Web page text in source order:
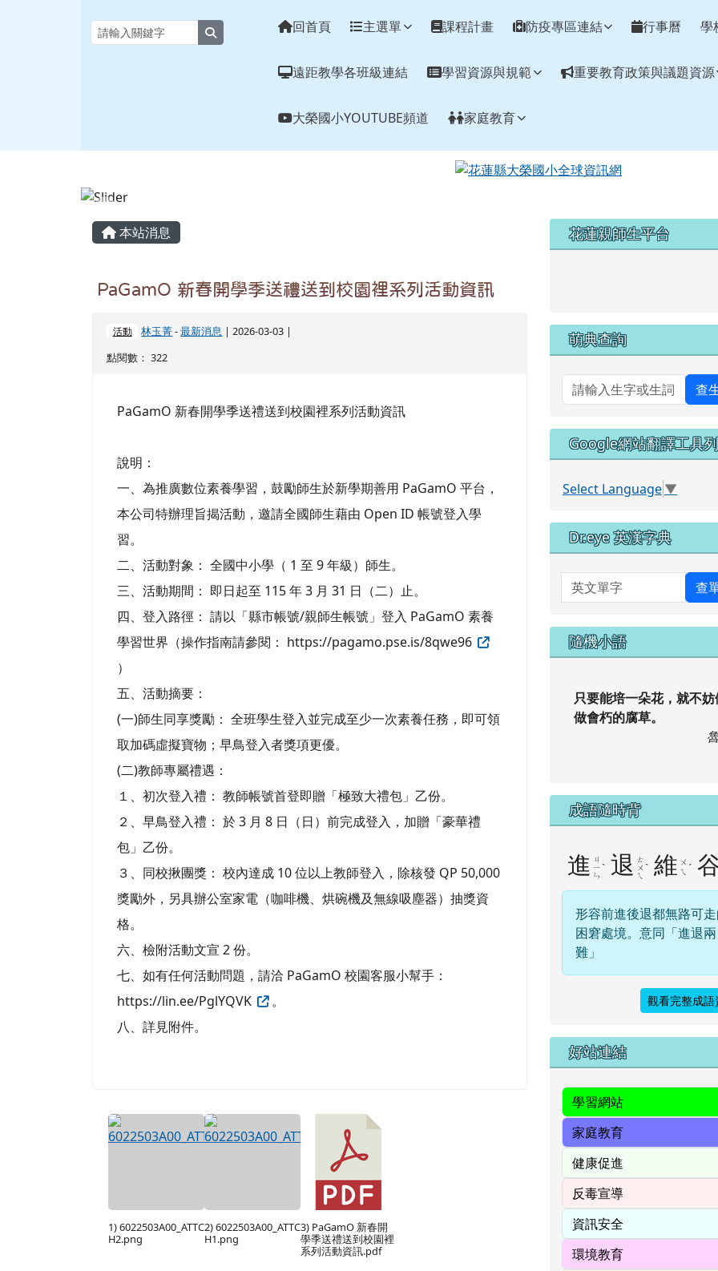
花蓮縣大榮國小全球資訊網
回首頁 主選單 課程計畫 防疫專區連結 行事曆 學
遠距教學各班級連結 學習資源與規範 重要教育政策與議題資源
大榮國小YOUTUBE頻道 家庭教育
主內容區域
本站消息
PaGamO 新春開學季送禮送到校園裡系列活動資訊
活動 林玉菁-最新消息 | 2026-03-03 |
點閱數： 322
PaGamO 新春開學季送禮送到校園裡系列活動資訊
說明：
一、為推廣數位素養學習，鼓勵師生於新學期善用 PaGamO 平台，
本公司特辦理旨揭活動，邀請全國師生藉由 Open ID 帳號登入學
習。
二、活動對象： 全國中小學（ 1 至 9 年級）師生。
三、活動期間： 即日起至 115 年 3 月 31 日（二）止。
四、登入路徑： 請以「縣市帳號/親師生帳號」登入 PaGamO 素養
學習世界（操作指南請參閱： https://pagamo.pse.is/8qwe96
）
五、活動摘要：
(一)師生同享獎勵： 全班學生登入並完成至少一次素養任務，即可領
取加碼虛擬寶物；早鳥登入者獎項更優。
(二)教師專屬禮遇：
１、初次登入禮： 教師帳號首登即贈「極致大禮包」乙份。
２、早鳥登入禮： 於 3 月 8 日（日）前完成登入，加贈「豪華禮
包」乙份。
３、同校揪團獎： 校內達成 10 位以上教師登入，除核發 QP 50,000
獎勵外，另具辦公室家電（咖啡機、烘碗機及無線吸塵器）抽獎資
格。
六、檢附活動文宣 2 份。
七、如有任何活動問題，請洽 PaGamO 校園客服小幫手：
https://lin.ee/PglYQVK
。
八、詳見附件。
1) 6022503A00_ATTC
H2.png
2) 6022503A00_ATTC
H1.png
3) PaGamO 新春開
學季送禮送到校園裡
系列活動資訊.pdf
左邊區域內容
花蓮親師生平台
萌典查詢
查
Google網站翻譯工具列
Select Language▼
Dr.eye 英漢字典
英文單字 查
隨機小語
只要能培一朵花，就不妨
做會朽的腐草。
成語隨時背
進
ㄐ
ㄧ
ㄣ
ˋ 退 ㄊ
ㄨ
ㄟ
ˋ 維 ㄨ
ㄟ ˊ
形容前進後退都無路可
困窘處境。意同「進退兩
難」
觀看完整成語
右邊區域內容
好站連結
頁尾區域